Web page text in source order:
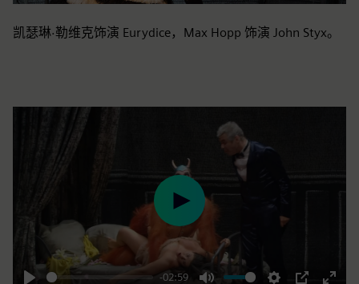
凯瑟琳·勒维克饰演 Eurydice，Max Hopp 饰演 John Styx。
-02:59
Play